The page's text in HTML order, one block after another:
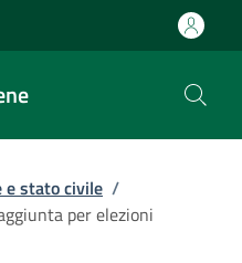
e stato civile /
per elezioni